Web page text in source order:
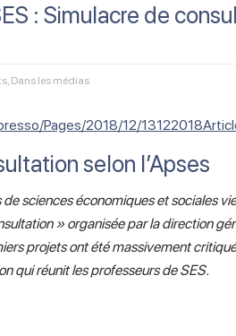
: Simulacre de
, Dans les médias
Pages/2018/12/
selon l’Apses
sciences économiques et sociales
» organisée par la direction
projets ont été massivement
qui réunit les professeurs de SES.